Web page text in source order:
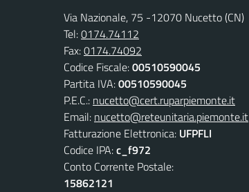
Via Nazionale, 75 -12070 Nucetto (CN)
Tel:0174.74112
Fax:0174.74092
Codice Fiscale:00510590045
Partita IVA:00510590045
P.E.C.: nucetto@cert.ruparpiemonte.it
Email: nucetto@reteunitaria.piemonte.it
Fatturazione Elettronica: UFPFLI
Codice IPA:c_f972
Conto Corrente Postale:
15862121